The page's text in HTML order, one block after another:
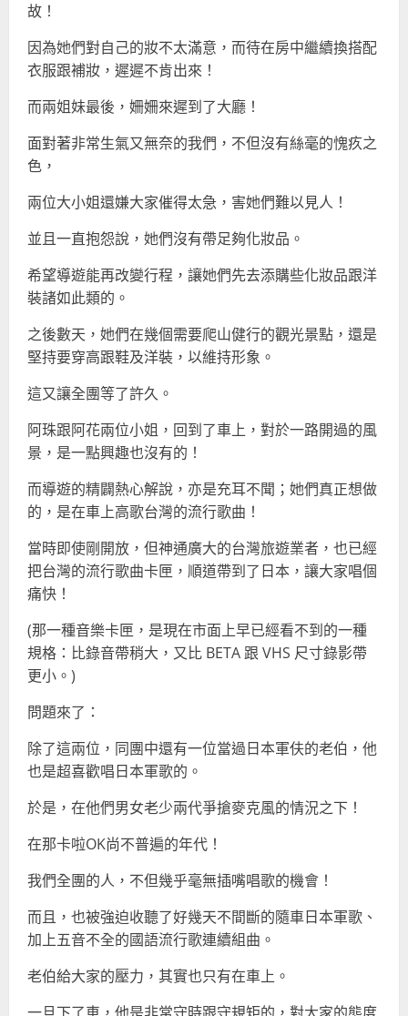
故！
因為她們對自己的妝不太滿意，而待在房中繼續換搭配
衣服跟補妝，遲遲不肯出來！
而兩姐妹最後，姍姍來遲到了大廳！
面對著非常生氣又無奈的我們，不但沒有絲毫的愧疚之
色，
兩位大小姐還嫌大家催得太急，害她們難以見人！
並且一直抱怨說，她們沒有帶足夠化妝品。
希望導遊能再改變行程，讓她們先去添購些化妝品跟洋
裝諸如此類的。
之後數天，她們在幾個需要爬山健行的觀光景點，還是
堅持要穿高跟鞋及洋裝，以維持形象。
這又讓全團等了許久。
阿珠跟阿花兩位小姐，回到了車上，對於一路開過的風
景，是一點興趣也沒有的！
而導遊的精闢熱心解說，亦是充耳不聞；她們真正想做
的，是在車上高歌台灣的流行歌曲！
當時即使剛開放，但神通廣大的台灣旅遊業者，也已經
把台灣的流行歌曲卡匣，順道帶到了日本，讓大家唱個
痛快！
(那一種音樂卡匣，是現在市面上早已經看不到的一種
規格：比錄音帶稍大，又比 BETA 跟 VHS 尺寸錄影帶
更小。)
問題來了：
除了這兩位，同團中還有一位當過日本軍伕的老伯，他
也是超喜歡唱日本軍歌的。
於是，在他們男女老少兩代爭搶麥克風的情況之下！
在那卡啦OK尚不普遍的年代！
我們全團的人，不但幾乎毫無插嘴唱歌的機會！
而且，也被強迫收聽了好幾天不間斷的隨車日本軍歌、
加上五音不全的國語流行歌連續組曲。
老伯給大家的壓力，其實也只有在車上。